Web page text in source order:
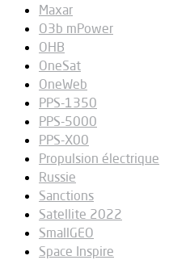
Maxar
O3b mPower
OHB
OneSat
OneWeb
PPS-1350
PPS-5000
PPS-X00
Propulsion électrique
Russie
Sanctions
Satellite 2022
SmallGEO
Space Inspire